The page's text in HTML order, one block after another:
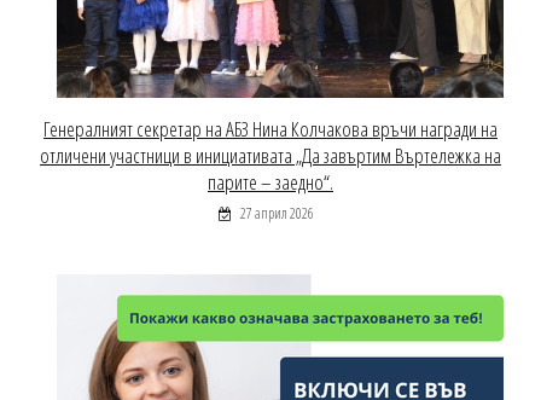
Генералният секретар на АБЗ Нина Колчакова връчи награди на
отличени участници в инициативата „Да завъртим Въртележка на
парите – заедно“.
27 април 2026